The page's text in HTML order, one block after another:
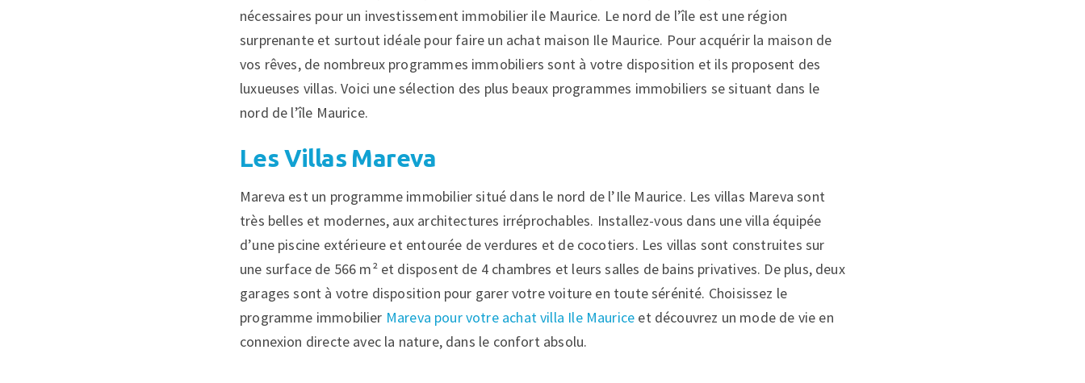
nécessaires pour un investissement immobilier ile Maurice. Le nord de l’île est une région
surprenante et surtout idéale pour faire un achat maison Ile Maurice. Pour acquérir la maison de
vos rêves, de nombreux programmes immobiliers sont à votre disposition et ils proposent des
luxueuses villas. Voici une sélection des plus beaux programmes immobiliers se situant dans le
nord de l’île Maurice.
Les Villas Mareva
Mareva est un programme immobilier situé dans le nord de l’Ile Maurice. Les villas Mareva sont
très belles et modernes, aux architectures irréprochables. Installez-vous dans une villa équipée
d’une piscine extérieure et entourée de verdures et de cocotiers. Les villas sont construites sur
une surface de 566 m² et disposent de 4 chambres et leurs salles de bains privatives. De plus, deux
garages sont à votre disposition pour garer votre voiture en toute sérénité. Choisissez le
programme immobilier Mareva pour votre achat villa Ile Maurice et découvrez un mode de vie en
connexion directe avec la nature, dans le confort absolu.